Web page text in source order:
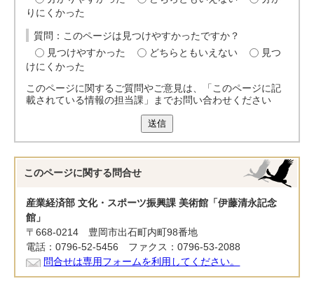
りにくかった
質問：このページは見つけやすかったですか？
見つけやすかった
どちらともいえない
見つ
けにくかった
このページに関するご質問やご意見は、「このページに記
載されている情報の担当課」までお問い合わせください
送信
このページに関する 問合せ
産業経済部 文化・スポーツ振興課 美術館「伊藤清永記念
館」
〒668-0214 豊岡市出石町内町98番地
電話：0796-52-5456 ファクス：0796-53-2088
問合せは専用フォームを利用してください。